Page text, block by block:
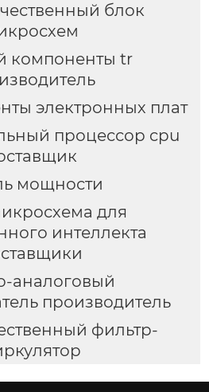
блок
компоненты tr
электронных плат
процессор cpu
мощности
для
интеллекта
аналоговый
производитель
фильтр-